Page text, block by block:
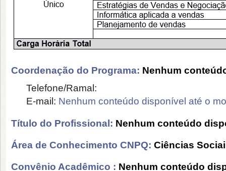
Coordenação do Programa: Nenhum
Telefone/Ramal:
E-mail: Nenhum conteúdo disponível até o
Título do Profissional: Nenhum conteúdo
Área de Conhecimento CNPQ: Ciências
Convênio Acadêmico : Nenhum conteúdo